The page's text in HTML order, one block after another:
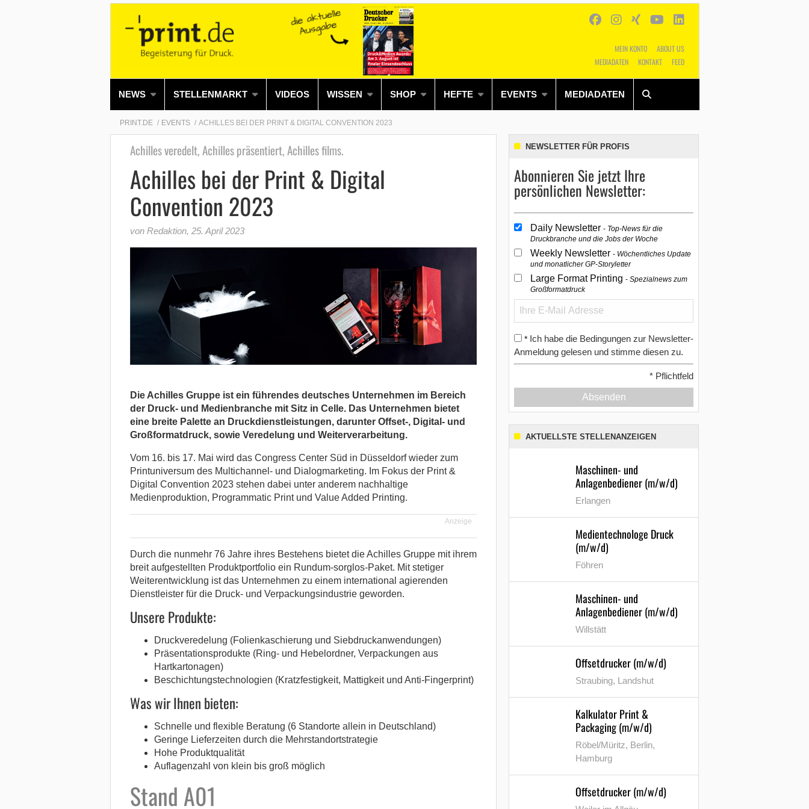
MEIN KONTO
ABOUT US
MEDIADATEN
KONTAKT FEED
NEWS STELLENMARKT VIDEOS WISSEN SHOP HEFTE EVENTS MEDIADATEN
Alles Shop SUCHEN
PRINT.DE EVENTS ACHILLES BEI DER PRINT & DIGITAL CONVENTION 2023
Achilles veredelt, Achilles präsentiert, Achilles films.
Achilles bei der Print & Digital
Convention 2023
von Redaktion, 25. April 2023
Die Achilles Gruppe ist ein führendes deutsches Unternehmen im Bereich
der Druck- und Medienbranche mit Sitz in Celle. Das Unternehmen bietet
eine breite Palette an Druckdienstleistungen, darunter Offset-, Digital- und
Großformatdruck, sowie Veredelung und Weiterverarbeitung.
Vom 16. bis 17. Mai wird das Congress Center Süd in Düsseldorf wieder zum
Printuniversum des Multichannel- und Dialogmarketing. Im Fokus der Print &
Digital Convention 2023 stehen dabei unter anderem nachhaltige
Medienproduktion, Programmatic Print und Value Added Printing.
Anzeige
Durch die nunmehr 76 Jahre ihres Bestehens bietet die Achilles Gruppe mit ihrem
breit aufgestellten Produktportfolio ein Rundum-sorglos-Paket. Mit stetiger
Weiterentwicklung ist das Unternehmen zu einem international agierenden
Dienstleister für die Druck- und Verpackungsindustrie geworden.
Unsere Produkte:
Druckveredelung (Folienkaschierung und Siebdruckanwendungen)
Präsentationsprodukte (Ring- und Hebelordner, Verpackungen aus
Hartkartonagen)
Beschichtungstechnologien (Kratzfestigkeit, Mattigkeit und Anti-Fingerprint)
Was wir Ihnen bieten:
Schnelle und flexible Beratung (6 Standorte allein in Deutschland)
Geringe Lieferzeiten durch die Mehrstandortstrategie
Hohe Produktqualität
Auflagenzahl von klein bis groß möglich
Stand A01
NEWSLETTER FÜR PROFIS
Abonnieren Sie jetzt Ihre
persönlichen Newsletter:
Daily Newsletter Top-News für die
Druckbranche und die Jobs der Woche
Weekly Newsletter Wöchentliches Update
und monatlicher GP-Storyletter
Large Format Printing Spezialnews zum
Großformatdruck
* Ich habe die Bedingungen zur Newsletter-
Anmeldung gelesen und stimme diesen zu.
* Pflichtfeld
Absenden
AKTUELLSTE STELLENANZEIGEN
Maschinen- und
Anlagenbediener (m/w/d)
Erlangen
Medientechnologe Druck
(m/w/d)
Föhren
Maschinen- und
Anlagenbediener (m/w/d)
Willstätt
Offsetdrucker (m/w/d)
Straubing, Landshut
Kalkulator Print &
Packaging (m/w/d)
Röbel/Müritz, Berlin,
Hamburg
Offsetdrucker (m/w/d)